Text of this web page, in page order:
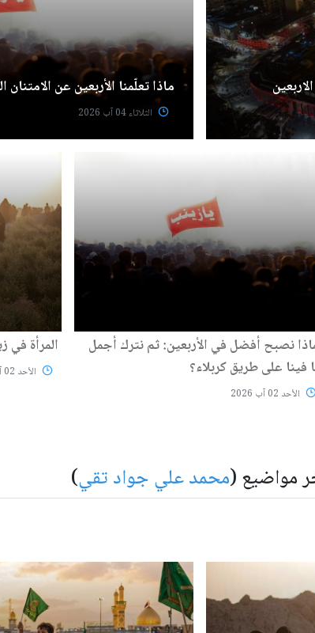
ماذا تعلّمنا الأربعين عن الامتنان
الثلاثاء 04 آب 2026
نصبح أفضل في الأربعين: ثم نترك أجمل
فينا على طريق كربلاء؟
الأحد 02 آب 2026
المرأة في
الأحد 02 آب 2026
مواضيع (محمد علي جواد تقي)